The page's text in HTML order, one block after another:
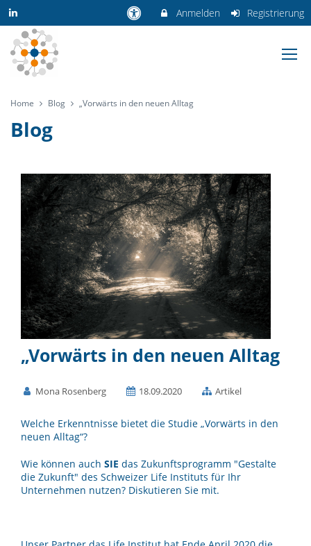
Anmelden Registrierung
Home Blog „Vorwärts in den neuen Alltag
Blog
„Vorwärts in den neuen Alltag
Mona Rosenberg 18.09.2020 Artikel
Welche Erkenntnisse bietet die Studie „Vorwärts in den
neuen Alltag“?
Wie können auch SIE das Zukunftsprogramm "Gestalte
die Zukunft" des Schweizer Life Instituts für Ihr
Unternehmen nutzen? Diskutieren Sie mit.